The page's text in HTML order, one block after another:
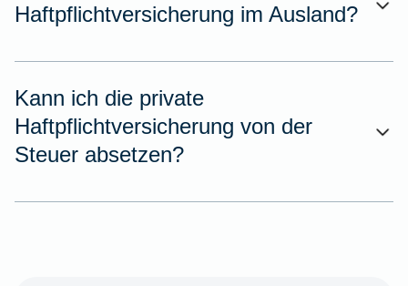
Haftpflichtversicherung im Ausland?
Kann ich die private
Haftpflichtversicherung von der
Steuer absetzen?